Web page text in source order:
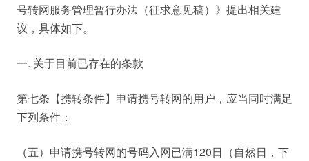
号转网服务管理暂行办法（征求意见稿）》提出相关建
议，具体如下。
一. 关于目前已存在的条款
第七条【携转条件】申请携号转网的用户，应当同时满足
下列条件：
（五）申请携号转网的号码入网已满120日（自然日，下